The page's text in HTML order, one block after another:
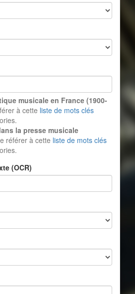
musicale en France (1900-
à cette liste de mots clés
la presse musicale
référer à cette liste de mots clés
(OCR)